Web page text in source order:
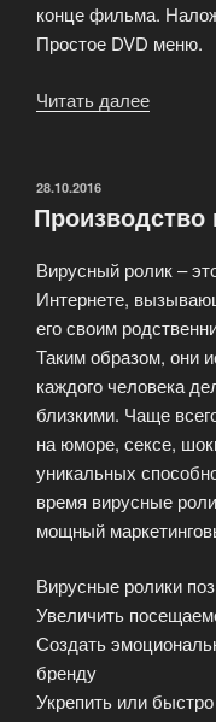
конце фильма.
Простое DVD меню.
Читать далее
ОПУБЛИКОВАНО
28.10.2016
Вирусный ролик –
Интернете,
его своим
Таким образом, они
каждого человека
близкими. Чаще
на юморе, сексе,
уникальных
время вирусные
мощный
Вирусные ролики
Увеличить
Создать
бренду
Укрепить или